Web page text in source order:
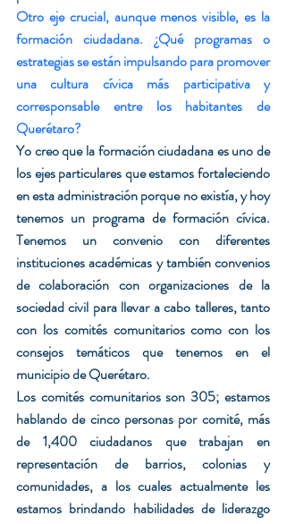
Otro eje crucial, aunque menos visible, es la
formación ciudadana. ¿Qué programas o
estrategias se están impulsando para promover
una cultura cívica más participativa y
corresponsable entre los habitantes de
Querétaro?
Yo creo que la formación ciudadana es uno de
los ejes particulares que estamos fortaleciendo
en esta administración porque no existía, y hoy
tenemos un programa de formación cívica.
Tenemos un convenio con diferentes
instituciones académicas y también convenios
de colaboración con organizaciones de la
sociedad civil para llevar a cabo talleres, tanto
con los comités comunitarios como con los
consejos temáticos que tenemos en el
municipio de Querétaro.
Los comités comunitarios son 305; estamos
hablando de cinco personas por comité, más
de 1,400 ciudadanos que trabajan en
representación de barrios, colonias y
comunidades, a los cuales actualmente les
estamos brindando habilidades de liderazgo